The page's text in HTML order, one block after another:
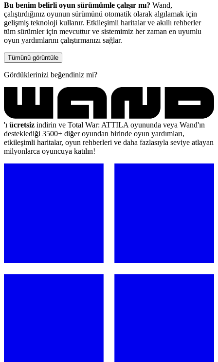
Bu benim belirli oyun sürümümle çalışır mı? Wand,
çalıştırdığınız oyunun sürümünü otomatik olarak algılamak için
gelişmiş teknoloji kullanır. Etkileşimli haritalar ve akıllı rehberler
tüm sürümler için mevcuttur ve sistemimiz her zaman en uyumlu
oyun yardımlarını çalıştırmanızı sağlar.
Tümünü görüntüle
Gördüklerinizi beğendiniz mi?
'ı ücretsiz indirin ve Total War: ATTILA oyununda veya Wand'ın
desteklediği 3500+ diğer oyundan birinde oyun yardımları,
etkileşimli haritalar, oyun rehberleri ve daha fazlasıyla seviye atlayan
milyonlarca oyuncuya katılın!